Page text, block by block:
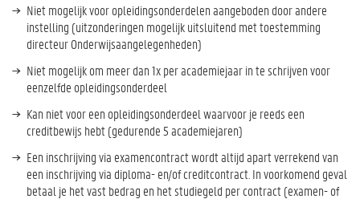
Niet mogelijk voor opleidingsonderdelen aangeboden door andere
instelling (uitzonderingen mogelijk uitsluitend met toestemming
directeur Onderwijsaangelegenheden)
Niet mogelijk om meer dan 1x per academiejaar in te schrijven voor
eenzelfde opleidingsonderdeel
Kan niet voor een opleidingsonderdeel waarvoor je reeds een
creditbewijs hebt (gedurende 5 academiejaren)
Een inschrijving via examencontract wordt altijd apart verrekend van
een inschrijving via diploma- en/of creditcontract. In voorkomend geval
betaal je het vast bedrag en het studiegeld per contract (examen- of